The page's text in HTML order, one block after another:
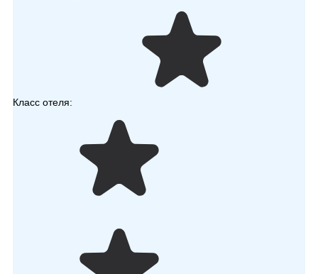
Класс отеля: